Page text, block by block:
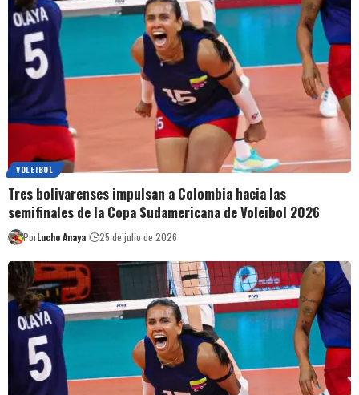
VOLEIBOL
Tres bolivarenses impulsan a Colombia hacia las
semifinales de la Copa Sudamericana de Voleibol 2026
PorLucho Anaya 25 de julio de 2026